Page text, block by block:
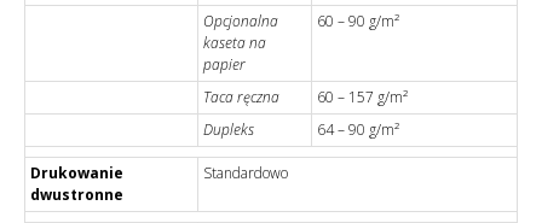
Opcjonalna
kaseta na
papier
60 – 90 g/m²
Taca ręczna
60 – 157 g/m²
Dupleks
64 – 90 g/m²
Drukowanie
dwustronne
Standardowo